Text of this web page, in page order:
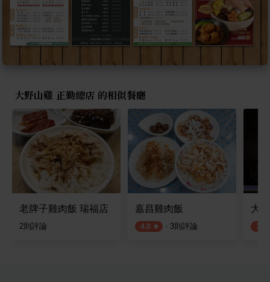
大野山雞 正勤總店 的相似餐廳
老牌子雞肉飯 瑞福店
2則評論
嘉昌雞肉飯
4.0 · 3則評論
大
3.6